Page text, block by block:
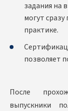
задания на
могут
практике.
позволяет
После
выпускники